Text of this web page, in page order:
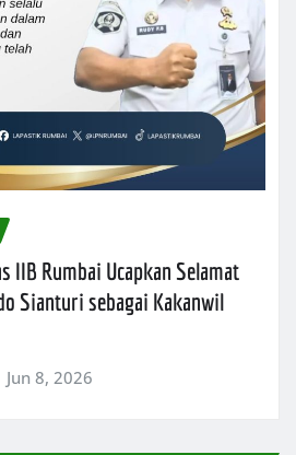
IIB Rumbai Ucapkan Selamat
Sianturi sebagai Kakanwil
Jun 8, 2026